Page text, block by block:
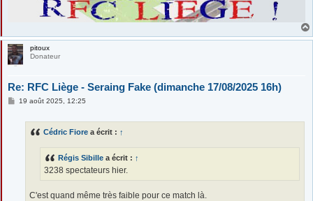
pitoux
Donateur
Re: RFC Liège - Seraing Fake (dimanche 17/08/2025 16h)
M19 août 2025, 12:25
Cédric Fiore a écrit : ↑
Régis Sibille a écrit : ↑
3238 spectateurs hier.
C'est quand même très faible pour ce match là.